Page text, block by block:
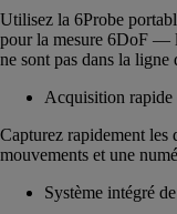
Utilisez la 6Probe
pour la mesure 6DoF —
ne sont pas dans la ligne
Acquisition rapide
Capturez rapidement les
mouvements et une
Système intégré